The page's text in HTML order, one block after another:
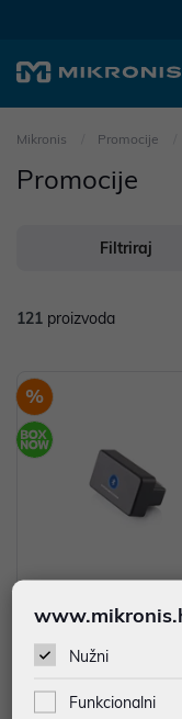
Mikronis Promocije
Promocije
Filtriraj
121 proizvoda
%
Adapter Modecom
TM01
8,30 €
*najniža cijena u prethodnih 30
Nužni
Funkcionalni